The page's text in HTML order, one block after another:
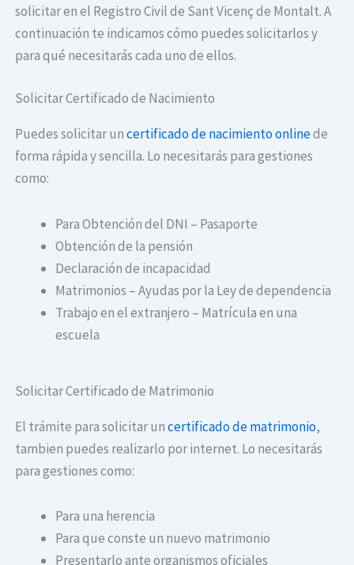
solicitar en el Registro Civil de Sant Vicenç de Montalt. A
continuación te indicamos cómo puedes solicitarlos y
para qué necesitarás cada uno de ellos.
Solicitar Certificado de Nacimiento
Puedes solicitar uncertificado de nacimiento onlinede
forma rápida y sencilla. Lo necesitarás para gestiones
como:
Para Obtención del DNI – Pasaporte
Obtención de la pensión
Declaración de incapacidad
Matrimonios – Ayudas por la Ley de dependencia
Trabajo en el extranjero – Matrícula en una
escuela
Solicitar Certificado de Matrimonio
El trámite para solicitar uncertificado de matrimonio,
tambien puedes realizarlo por internet. Lo necesitarás
para gestiones como:
Para una herencia
Para que conste un nuevo matrimonio
Presentarlo ante organismos oficiales